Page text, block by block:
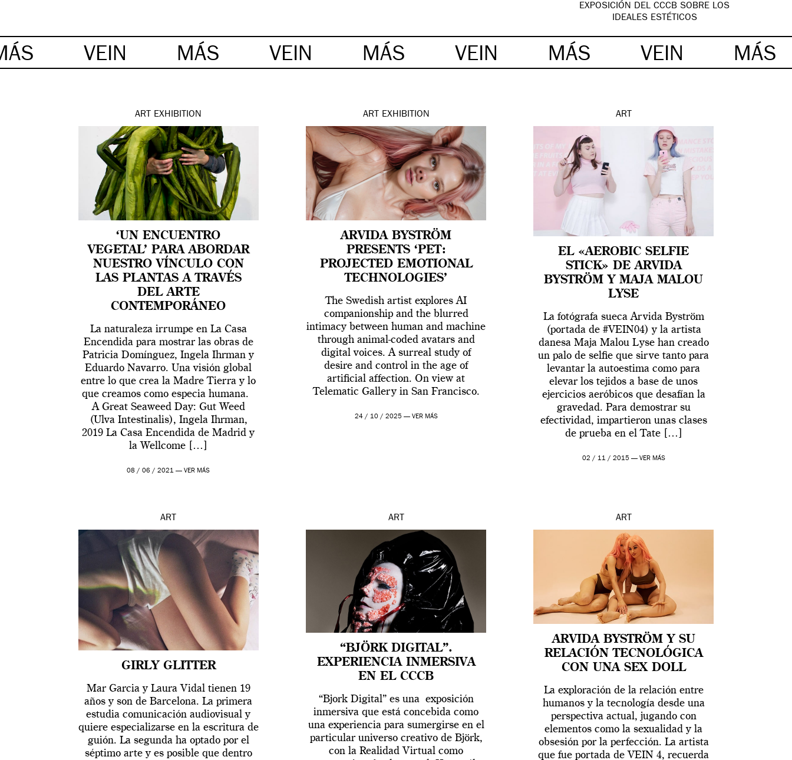
EXPOSICIÓN DEL CCCB SOBRE LOS
IDEALES ESTÉTICOS
VEIN MÁS VEIN MÁS VEIN MÁS VEIN MÁS
ART EXHIBITION
‘UN ENCUENTRO
VEGETAL’ PARA ABORDAR
NUESTRO VÍNCULO CON
LAS PLANTAS A TRAVÉS
DEL ARTE
CONTEMPORÁNEO
La naturaleza irrumpe en La Casa
Encendida para mostrar las obras de
Patricia Domínguez, Ingela Ihrman y
Eduardo Navarro. Una visión global
entre lo que crea la Madre Tierra y lo
que creamos como especia humana.
A Great Seaweed Day: Gut Weed
(Ulva Intestinalis), Ingela Ihrman,
2019 La Casa Encendida de Madrid y
la Wellcome […]
08 / 06 / 2021 —VER MÁS
ART EXHIBITION
ARVIDA BYSTRÖM
PRESENTS ‘PET:
PROJECTED EMOTIONAL
TECHNOLOGIES’
The Swedish artist explores AI
companionship and the blurred
intimacy between human and machine
through animal-coded avatars and
digital voices. A surreal study of
desire and control in the age of
artificial affection. On view at
Telematic Gallery in San Francisco.
24 / 10 / 2025 — VER MÁS
ART
EL «AEROBIC SELFIE
STICK» DE ARVIDA
BYSTRÖM Y MAJA MALOU
LYSE
La fotógrafa sueca Arvida Byström
(portada de #VEIN04) y la artista
danesa Maja Malou Lyse han creado
un palo de selfie que sirve tanto para
levantar la autoestima como para
elevar los tejidos a base de unos
ejercicios aeróbicos que desafían la
gravedad. Para demostrar su
efectividad, impartieron unas clases
de prueba en el Tate […]
02 / 11 / 2015 — VER MÁS
ART
GIRLY GLITTER
Mar Garcia y Laura Vidal tienen 19
años y son de Barcelona. La primera
estudia comunicación audiovisual y
quiere especializarse en la escritura de
guión. La segunda ha optado por el
séptimo arte y es posible que dentro
ART
“BJÖRK DIGITAL”.
EXPERIENCIA INMERSIVA
EN EL CCCB
“Bjork Digital” es una exposición
inmersiva que está concebida como
una experiencia para sumergirse en el
particular universo creativo de Björk,
con la Realidad Virtual como
ART
ARVIDA BYSTRÖM Y SU
RELACIÓN TECNOLÓGICA
CON UNA SEX DOLL
La exploración de la relación entre
humanos y la tecnología desde una
perspectiva actual, jugando con
elementos como la sexualidad y la
obsesión por la perfección. La artista
que fue portada de VEIN 4, recuerda